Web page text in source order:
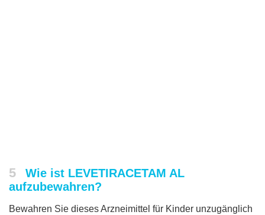
5
Wie ist LEVETIRACETAM AL
aufzubewahren?
Bewahren Sie dieses Arzneimittel für Kinder unzugänglich